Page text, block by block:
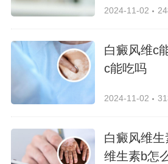
2024-11-02
白癜风维c
c能吃吗
2024-11-02
白癜风维
维生素b怎